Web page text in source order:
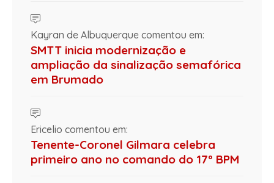
Kayran de Albuquerque comentou em:
SMTT inicia modernização e
ampliação da sinalização semafórica
em Brumado
Ericelio comentou em:
Tenente-Coronel Gilmara celebra
primeiro ano no comando do 17º BPM